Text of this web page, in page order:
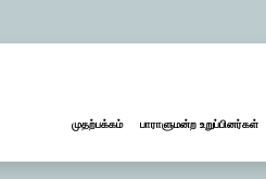
முதற்பக்கம் பாராளுமன்ற உறுப்பினர்கள்